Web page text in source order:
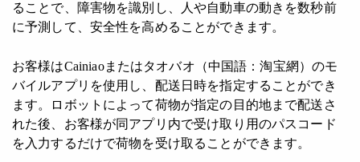
ることで、障害物を識別し、人や自動車の動きを数秒前
に予測して、安全性を高めることができます。
お客様はCainiaoまたはタオバオ（中国語：淘宝網）のモ
バイルアプリを使用し、配送日時を指定することができ
ます。ロボットによって荷物が指定の目的地まで配送さ
れた後、お客様が同アプリ内で受け取り用のパスコード
を入力するだけで荷物を受け取ることができます。